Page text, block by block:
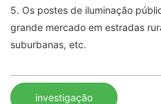
5. Os postes de iluminação
grande mercado em estradas
suburbanas, etc.
investigação